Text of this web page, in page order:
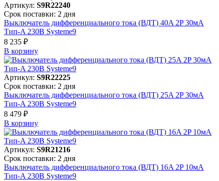
Артикул: S9R22240
Срок поставки: 2 дня
Выключатель дифференциального тока (ВДТ) 40A 2P 30мА
Тип-A 230В Systeme9
8 235 ₽
В корзинy
Артикул: S9R22225
Срок поставки: 2 дня
Выключатель дифференциального тока (ВДТ) 25A 2P 30мА
Тип-A 230В Systeme9
8 479 ₽
В корзинy
Артикул: S9R21216
Срок поставки: 2 дня
Выключатель дифференциального тока (ВДТ) 16A 2P 10мА
Тип-A 230В Systeme9